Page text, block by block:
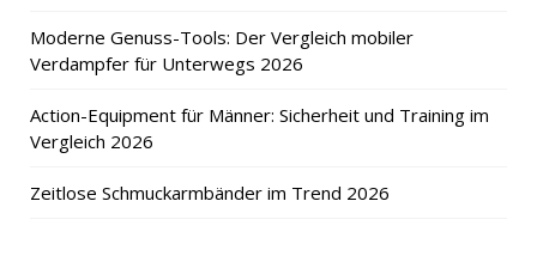
Moderne Genuss-Tools: Der Vergleich mobiler
Verdampfer für Unterwegs 2026
Action-Equipment für Männer: Sicherheit und Training im
Vergleich 2026
Zeitlose Schmuckarmbänder im Trend 2026